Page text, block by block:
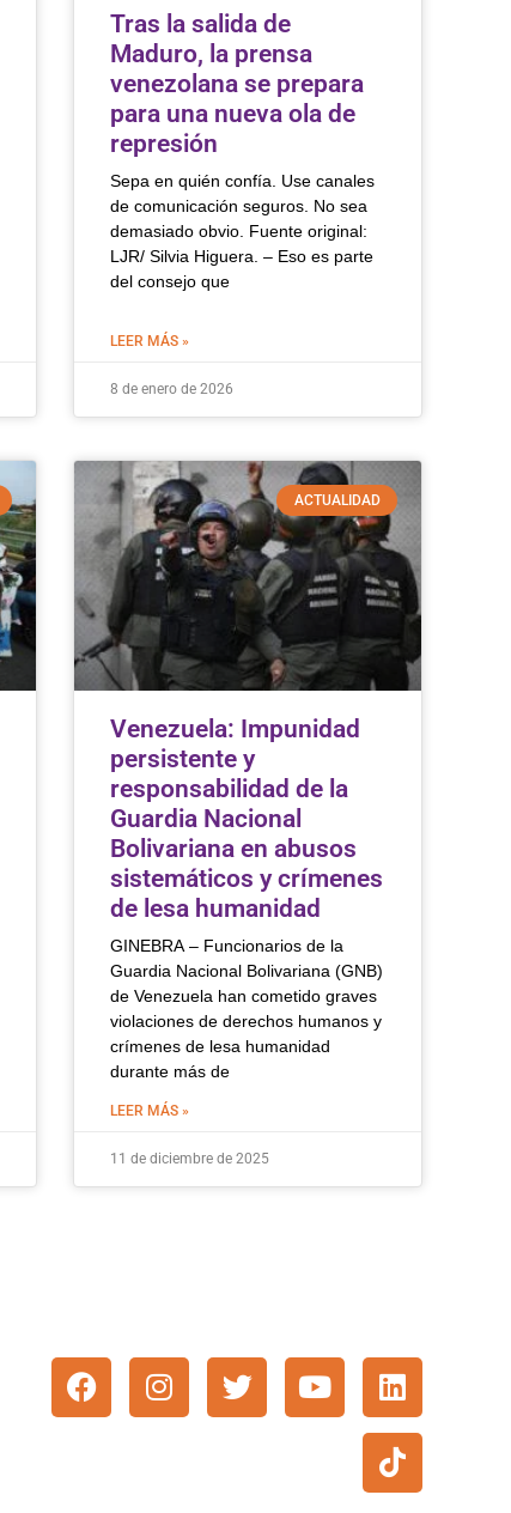
Tras la salida de
Maduro, la prensa
venezolana se prepara
para una nueva ola de
represión
Sepa en quién confía. Use canales
de comunicación seguros. No sea
demasiado obvio. Fuente original:
LJR/ Silvia Higuera. – Eso es parte
del consejo que
LEER MÁS »
8 de enero de 2026
ACTUALIDAD
Venezuela: Impunidad
persistente y
responsabilidad de la
Guardia Nacional
Bolivariana en abusos
sistemáticos y crímenes
de lesa humanidad
GINEBRA – Funcionarios de la
Guardia Nacional Bolivariana (GNB)
de Venezuela han cometido graves
violaciones de derechos humanos y
crímenes de lesa humanidad
durante más de
LEER MÁS »
11 de diciembre de 2025